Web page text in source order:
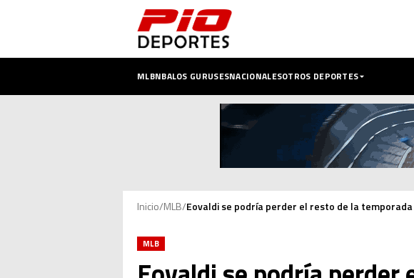
MLBNBALOS GURUSESNACIONALESOTROS DEPORTES
Inicio/MLB/Eovaldi se podría perder el resto de la
MLB